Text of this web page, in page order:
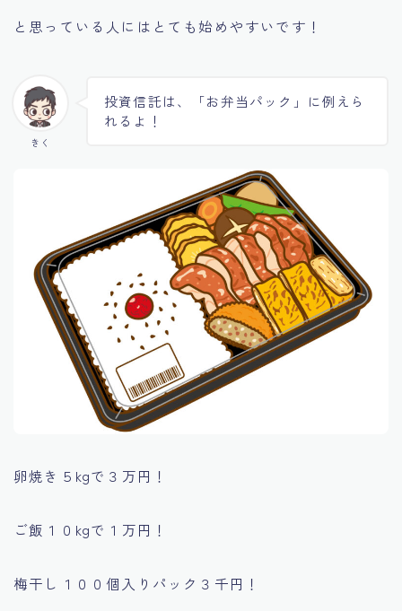
と思っている人にはとても始めやすいです！
きく
投資信託は、「お弁当パック」に例えら
れるよ！
卵焼き５kgで３万円！
ご飯１０kgで１万円！
梅干し１００個入りパック３千円！